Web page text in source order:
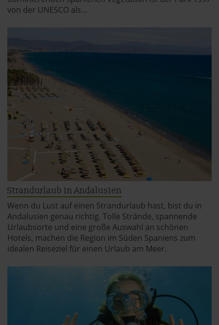
verwendeten Verfahren und Begrifflichkeiten (z.B.
Datenschutzerklärung|Impressum
von der UNESCO als…
Strandurlaub in Andalusien
Wenn du Lust auf einen Strandurlaub hast, bist du in
Andalusien genau richtig. Tolle Strände, spannende
Urlaubsorte und eine große Auswahl an schönen
Hotels, machen die Region im Süden Spaniens zum
idealen Reiseziel für einen Urlaub am Meer.